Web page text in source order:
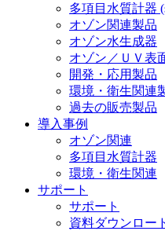
多項目水質計器
オゾン関連製品
オゾン水生成器
オゾン／ＵＶ表
開発・応用製品
環境・衛生関連
過去の販売製品
導入事例
オゾン関連
多項目水質計器
環境・衛生関連
サポート
サポート
資料ダウンロー